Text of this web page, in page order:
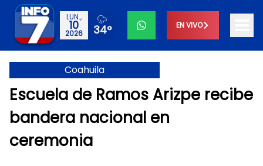
LUN.,
10
2026 34° EN VIVO
Coahuila
Escuela de Ramos Arizpe recibe
bandera nacional en
ceremonia